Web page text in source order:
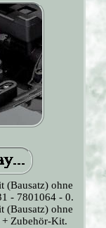
(Bausatz) ohne
- 7801064 - 0.
(Bausatz) ohne
Zubehör-Kit.